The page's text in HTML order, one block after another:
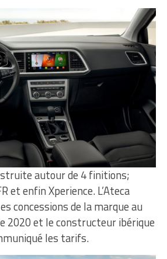
autour de 4 finitions;
et enfin Xperience. L’Ateca
concessions de la marque au
2020 et le constructeur ibérique
les tarifs.